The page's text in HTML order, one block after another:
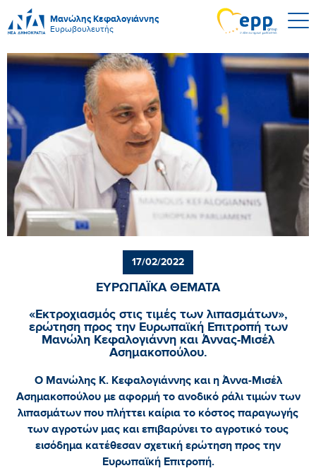
Μανώλης Κεφαλογιάννης
Ευρωβουλευτής
17/02/2022
ΕΥΡΩΠΑΪΚΑ ΘΕΜΑΤΑ
«Εκτροχιασμός στις τιμές των λιπασμάτων»,
ερώτηση προς την Ευρωπαϊκή Επιτροπή των
Μανώλη Κεφαλογιάννη και Άννας-Μισέλ
Ασημακοπούλου.
Ο Μανώλης Κ. Κεφαλογιάννης και η Άννα-Μισέλ
Ασημακοπούλου με αφορμή το ανοδικό ράλι τιμών των
λιπασμάτων που πλήττει καίρια το κόστος παραγωγής
των αγροτών μας και επιβαρύνει το αγροτικό τους
εισόδημα κατέθεσαν σχετική ερώτηση προς την
Ευρωπαϊκή Επιτροπή.